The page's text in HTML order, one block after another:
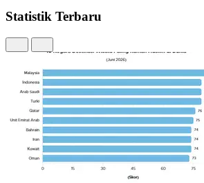
dukungan terkuat datang dari Afrika dengan
14%.
Tren positif ini juga berlanjut di benua Asia,
menguasai 82% dukungan dibanding
mengantongi 18%. Sementara di Amerika
jauh dengan 72% suara atas Argentina yang
Bahkan di wilayah Amerika Selatan yang